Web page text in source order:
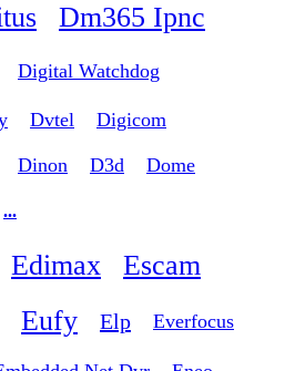
Dm365 Ipnc
Digital Watchdog
Dvtel Digicom
Dinon D3d Dome
...
Edimax
Escam
Eufy Elp Everfocus